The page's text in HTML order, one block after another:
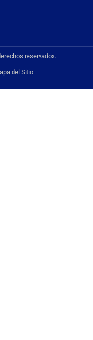
reservados.
del Sitio